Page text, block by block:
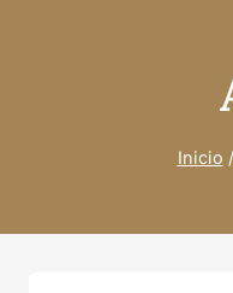
Inicio /